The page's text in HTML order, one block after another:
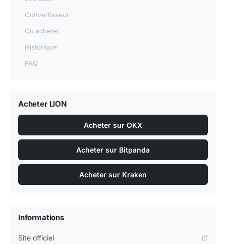
Convertisseur
Où acheter
Historique
FAQ
Acheter LION
Acheter sur OKX
Acheter sur Bitpanda
Acheter sur Kraken
Informations
Site officiel